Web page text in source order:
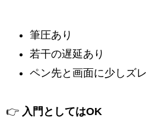
筆圧あり
若干の遅延あり
ペン先と画面に少しズレ
👉 入門としてはOK